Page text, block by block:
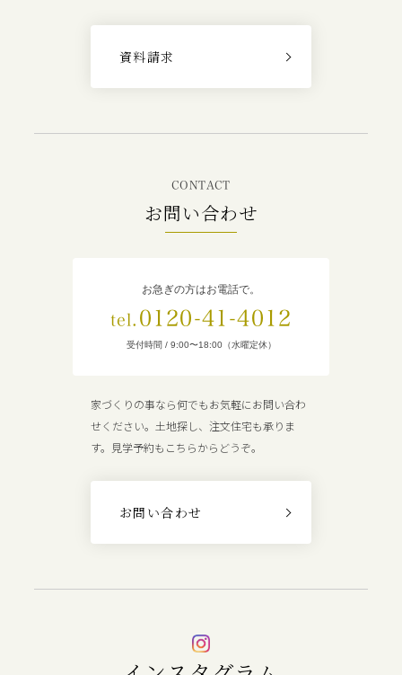
資料請求
CONTACT
お問い合わせ
お急ぎの方はお電話で。
tel. 0120-41-4012
受付時間 / 9:00〜18:00（水曜定休）
家づくりの事なら何でもお気軽にお問い合わ
せください。土地探し、注文住宅も承りま
す。見学予約もこちらからどうぞ。
お問い合わせ